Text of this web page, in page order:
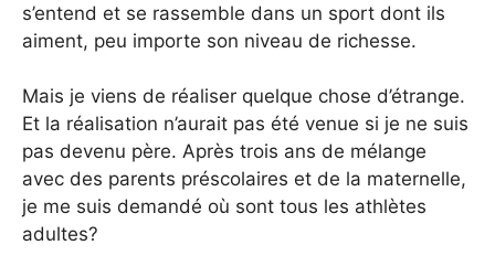
s’entend et se rassemble dans un sport dont ils
aiment, peu importe son niveau de richesse.
Mais je viens de réaliser quelque chose d’étrange.
Et la réalisation n’aurait pas été venue si je ne suis
pas devenu père. Après trois ans de mélange
avec des parents préscolaires et de la maternelle,
je me suis demandé où sont tous les athlètes
adultes?